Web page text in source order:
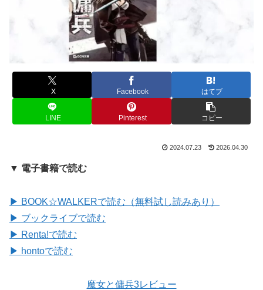
X Facebook はてブ
LINE Pinterest コピー
2024.07.23 2026.04.30
▼ 電子書籍で読む
▶ BOOK☆WALKERで読む（無料試し読みあり）
▶ ブックライブで読む
▶ Renta!で読む
▶ hontoで読む
魔女と傭兵3レビュー